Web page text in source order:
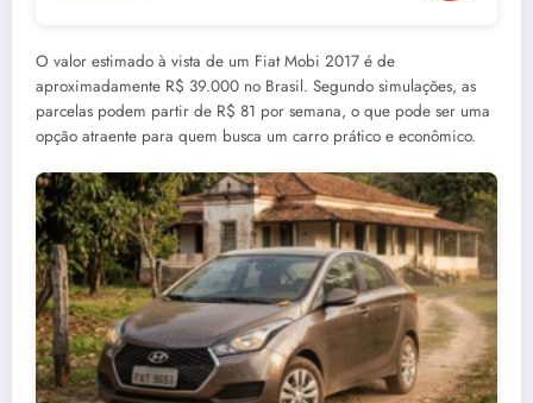
O valor estimado à vista de um Fiat Mobi 2017 é de
aproximadamente R$ 39.000 no Brasil. Segundo simulações, as
parcelas podem partir de R$ 81 por semana, o que pode ser uma
opção atraente para quem busca um carro prático e econômico.